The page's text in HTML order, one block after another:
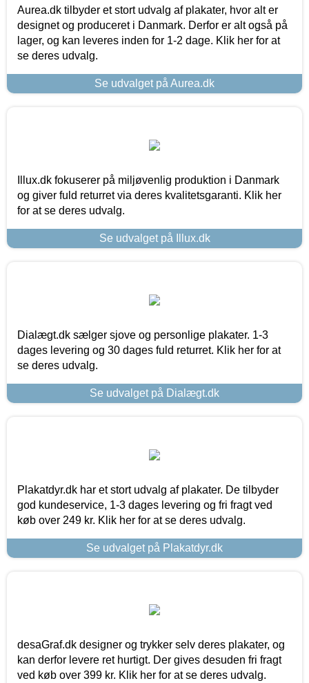
Aurea.dk tilbyder et stort udvalg af plakater, hvor alt er
designet og produceret i Danmark. Derfor er alt også på
lager, og kan leveres inden for 1-2 dage. Klik her for at
se deres udvalg.
Se udvalget på Aurea.dk
Illux.dk fokuserer på miljøvenlig produktion i Danmark
og giver fuld returret via deres kvalitetsgaranti. Klik her
for at se deres udvalg.
Se udvalget på Illux.dk
Dialægt.dk sælger sjove og personlige plakater. 1-3
dages levering og 30 dages fuld returret. Klik her for at
se deres udvalg.
Se udvalget på Dialægt.dk
Plakatdyr.dk har et stort udvalg af plakater. De tilbyder
god kundeservice, 1-3 dages levering og fri fragt ved
køb over 249 kr. Klik her for at se deres udvalg.
Se udvalget på Plakatdyr.dk
desaGraf.dk designer og trykker selv deres plakater, og
kan derfor levere ret hurtigt. Der gives desuden fri fragt
ved køb over 399 kr. Klik her for at se deres udvalg.